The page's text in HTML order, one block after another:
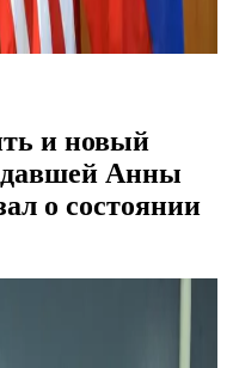
и новый
Анны
о состоянии